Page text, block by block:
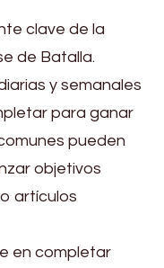
clave de la
de Batalla.
y semanales
para ganar
pueden
objetivos
artículos
en completar